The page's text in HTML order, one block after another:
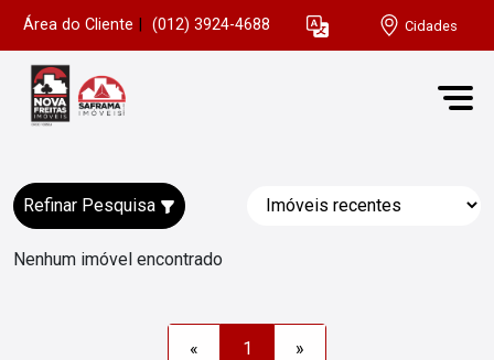
Área do Cliente (012) 3924-4688 Cidades
Refinar Pesquisa
Nenhum imóvel encontrado
« 1 »